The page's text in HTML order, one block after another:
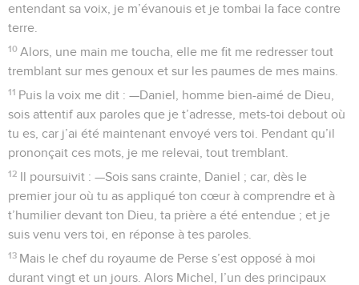
entendant sa voix, je m’évanouis et je tombai la face contre
terre.
10 Alors, une main me toucha, elle me fit me redresser tout
tremblant sur mes genoux et sur les paumes de mes mains.
11 Puis la voix me dit : —Daniel, homme bien-aimé de Dieu,
sois attentif aux paroles que je t’adresse, mets-toi debout où
tu es, car j’ai été maintenant envoyé vers toi. Pendant qu’il
prononçait ces mots, je me relevai, tout tremblant.
12 Il poursuivit : —Sois sans crainte, Daniel ; car, dès le
premier jour où tu as appliqué ton cœur à comprendre et à
t’humilier devant ton Dieu, ta prière a été entendue ; et je
suis venu vers toi, en réponse à tes paroles.
13 Mais le chef du royaume de Perse s’est opposé à moi
durant vingt et un jours. Alors Michel, l’un des principaux